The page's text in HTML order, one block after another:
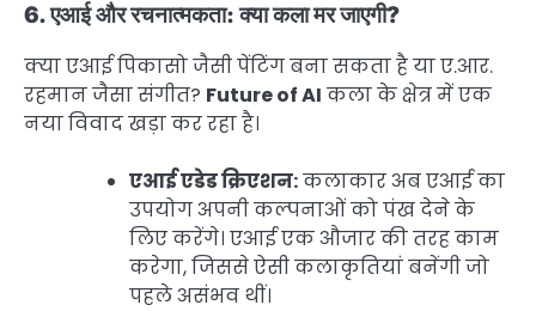
6. एआई और रचनात्मकता: क्या कला मर जाएगी?
क्या एआई पिकासो जैसी पेंटिंग बना सकता है या ए.आर.
रहमान जैसा संगीत? Future of AI कला के क्षेत्र में एक
नया विवाद खड़ा कर रहा है।
एआई एडेड क्रिएशन:कलाकार अब एआई का
उपयोग अपनी कल्पनाओं को पंख देने के
लिए करेंगे। एआई एक औजार की तरह काम
करेगा, जिससे ऐसी कलाकृतियां बनेंगी जो
पहले असंभव थीं।